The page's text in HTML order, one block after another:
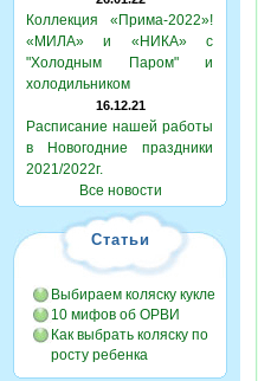
Коллекция «Прима-2022»!
«МИЛА» и «НИКА» с
"Холодным Паром" и
холодильником
16.12.21
Расписание нашей работы
в Новогодние праздники
2021/2022г.
Все новости
Статьи
Выбираем коляску кукле
10 мифов об ОРВИ
Как выбрать коляску по
росту ребенка